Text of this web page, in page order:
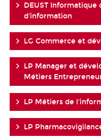
DEUST
d'information
LG Commerce et
LP Manager et
Métiers
LP Métiers de
LP